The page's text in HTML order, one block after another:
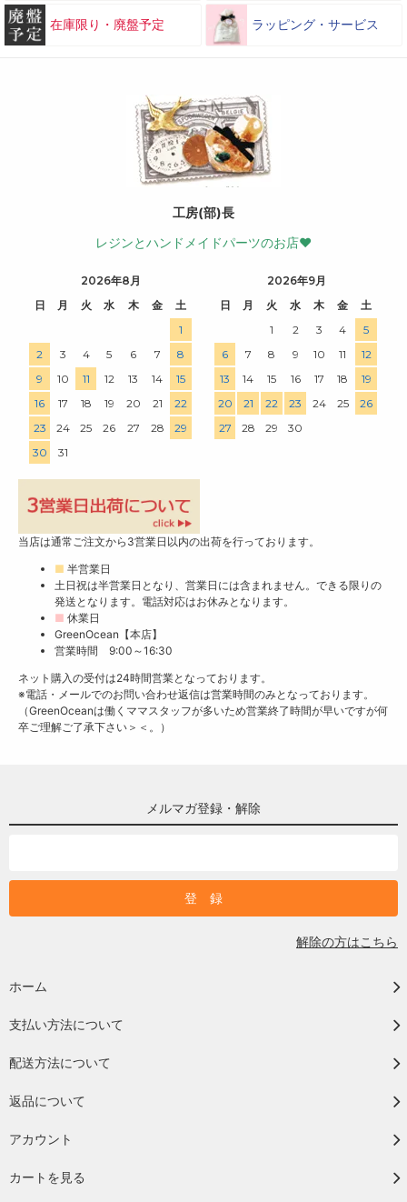
在庫限り・廃盤予定 ラッピング・サービス
工房(部)長
レジンとハンドメイドパーツのお店♥
2026年8月
日
月 火 水 木 金
土
1
2
3 4 5 6 7
8
9
10 11 12 13 14
15
16
17 18 19 20 21
22
23
24 25 26 27 28
29
30
31
2026年9月
日
月 火 水 木 金
土
1
2 3 4
5
6
7 8 9 10 11
12
13
14 15 16 17 18
19
20
21 22 23 24 25
26
27
28 29 30
当店は通常ご注文から3営業日以内の出荷を行っております。
■ 半営業日
土日祝は半営業日となり、営業日には含まれません。できる限りの
発送となります。電話対応はお休みとなります。
■ 休業日
GreenOcean【本店】
営業時間 9:00～16:30
ネット購入の受付は24時間営業となっております。
※電話・メールでのお問い合わせ返信は営業時間のみとなっております。
（GreenOceanは働くママスタッフが多いため営業終了時間が早いですが何
卒ご理解ご了承下さい＞＜。）
メルマガ登録・解除
解除の方はこちら
ホーム
支払い方法について
配送方法について
返品について
アカウント
カートを見る